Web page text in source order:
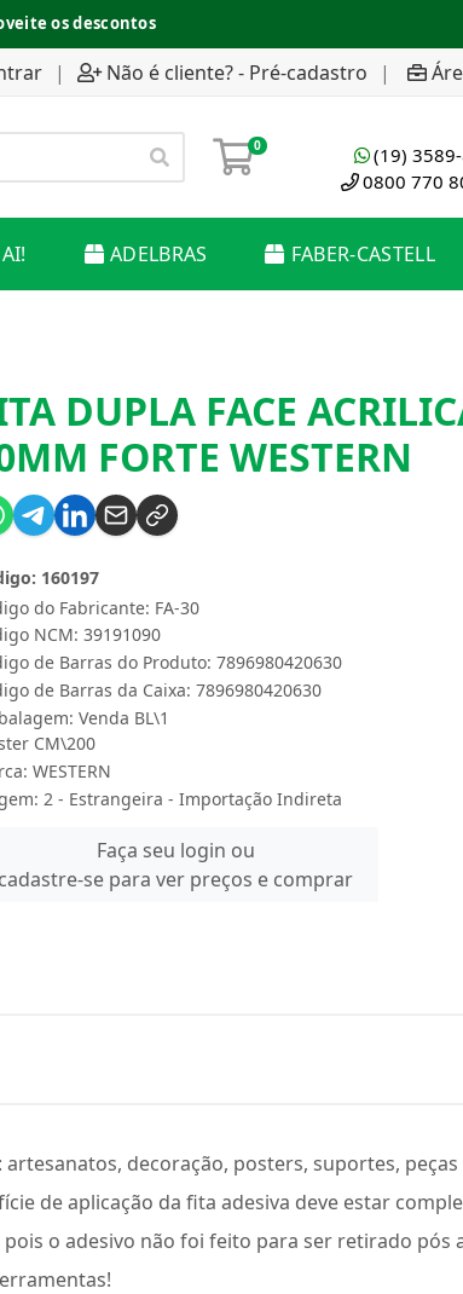
os descontos
| Não é cliente? - Pré-cadastro |
0
(19)
0800 770
ADELBRAS FABER-CASTELL
DUPLA FACE
FORTE WESTERN
do Fabricante: FA-30
160197
NCM: 39191090
de Barras do Produto: 7896980420630
de Barras da Caixa: 7896980420630
Venda BL\1
CM\200
WESTERN
2 - Estrangeira - Importação Indireta
Faça seu login ou
cadastre-se para ver preços e comprar
decoração, posters, suportes,
de aplicação da fita adesiva deve estar
o adesivo não foi feito para ser retirado pós